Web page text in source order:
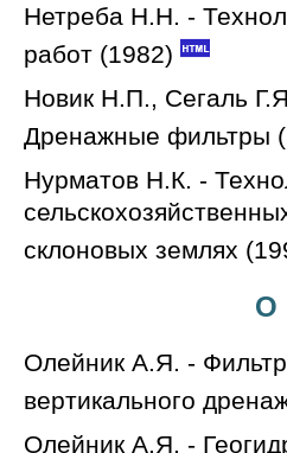
Нетреба Н.Н. -
работ (1982)
Новик Н.П., Сегаль
Дренажные фильтры
Нурматов Н.К. -
склоновых землях
О
Олейник А.Я. -
вертикального
Олейник А.Я. -